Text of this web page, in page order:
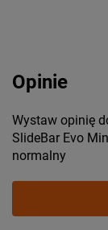
Opinie
Wystaw opinię
SlideBar Evo
normalny